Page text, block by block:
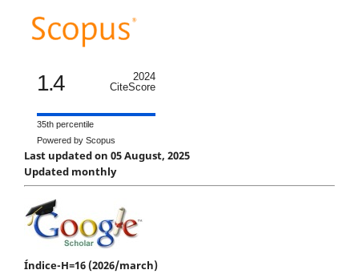
1.4
2024
CiteScore
35th percentile
Powered by Scopus
Last updated on 05 August, 2025
Updated monthly
Índice-H=16 (2026/march)